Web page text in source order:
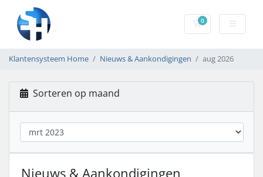
0Winkelwagen
Klantensysteem Home Nieuws & Aankondigingen aug 2026
Sorteren op maand
Nieuws & Aankondigingen